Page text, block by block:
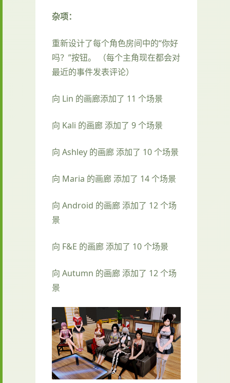
杂项：
重新设计了每个角色房间中的“你好
吗？”按钮。 （每个主角现在都会对
最近的事件发表评论）
向 Lin 的画廊添加了 11 个场景
向 Kali 的画廊 添加了 9 个场景
向 Ashley 的画廊 添加了 10 个场景
向 Maria 的画廊 添加了 14 个场景
向 Android 的画廊 添加了 12 个场
景
向 F&E 的画廊 添加了 10 个场景
向 Autumn 的画廊 添加了 12 个场
景